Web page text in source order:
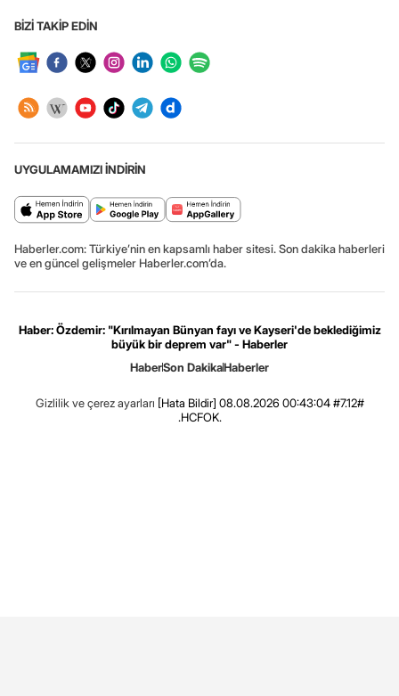
BİZİ TAKİP EDİN
UYGULAMAMIZI İNDİRİN
Haberler.com: Türkiye’nin en kapsamlı haber sitesi. Son dakika haberleri
ve en güncel gelişmeler Haberler.com’da.
Haber: Özdemir: "Kırılmayan Bünyan fayı ve Kayseri'de beklediğimiz
büyük bir deprem var" - Haberler
HaberSon DakikaHaberler
Gizlilik ve çerez ayarları [Hata Bildir] 08.08.2026 00:43:04 #7.12#
.HCFOK.